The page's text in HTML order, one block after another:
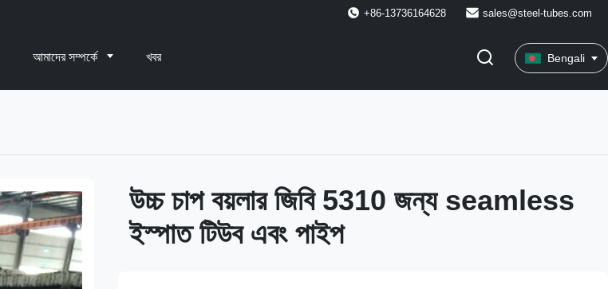
+86-13736164628 sales@steel-tubes.com
আমাদের সম্পর্কে খবর Bengali
উচ্চ চাপ বয়লার জিবি 5310 জন্য seamless
ইস্পাত টিউব এবং পাইপ